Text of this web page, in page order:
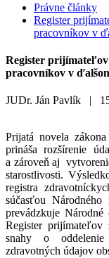
Právne články
Register
pracovníkov v
Register
pracovníkov v
JUDr. Ján Pavlík |
Prijatá novela
prináša rozšírenie
a zároveň aj
starostlivosti.
registra
súčasťou
prevádzkuje
Register prijímateľov
snahy o
zdravotných údajov